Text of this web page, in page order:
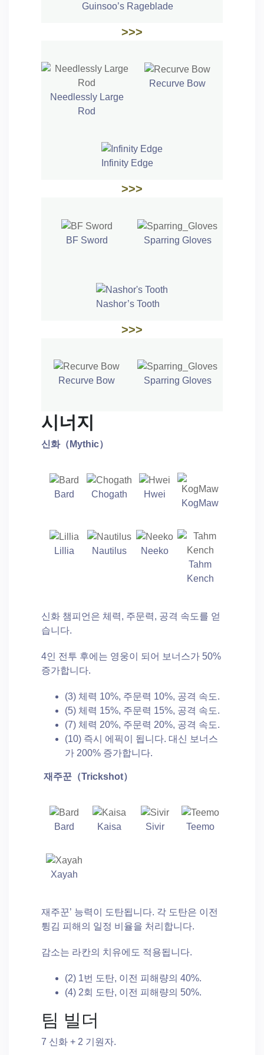
Guinsoo’s Rageblade
>>>
Needlessly Large
Rod
Recurve Bow
Infinity Edge
>>>
BF Sword Sparring Gloves
Nashor’s Tooth
>>>
Recurve Bow Sparring Gloves
시너지
신화（ Mythic）
Bard Chogath
Hwei
KogMaw
Lillia Nautilus
Neeko
Tahm
Kench
신화 챔피언은 체력, 주문력, 공격 속도를 얻
습니다.
4인 전투 후에는 영웅이 되어 보너스가 50%
증가합니다.
(3) 체력 10%, 주문력 10%, 공격 속도.
(5) 체력 15%, 주문력 15%, 공격 속도.
(7) 체력 20%, 주문력 20%, 공격 속도.
(10) 즉시 에픽이 됩니다. 대신 보너스
가 200% 증가합니다.
재주꾼（Trickshot）
Bard Kaisa Sivir Teemo
Xayah
재주꾼’ 능력이 도탄됩니다. 각 도탄은 이전
튕김 피해의 일정 비율을 처리합니다.
감소는 라칸의 치유에도 적용됩니다.
(2) 1번 도탄, 이전 피해량의 40%.
(4) 2회 도탄, 이전 피해량의 50%.
팀 빌더
7 신화 + 2 기원자.